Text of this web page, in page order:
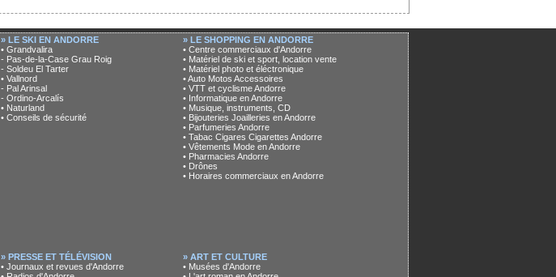
» LE SKI EN ANDORRE
• Grandvalira
- Pas-de-la-Case Grau Roig
- Soldeu El Tarter
• Vallnord
- Pal Arinsal
- Ordino-Arcalís
• Naturland
• Conseils de sécurité
» LE SHOPPING EN ANDORRE
• Centre commerciaux d'Andorre
• Matériel de ski et sport, location vente
• Matériel photo et éléctronique
• Auto Motos Accessoires
• VTT et cyclisme Andorre
• Informatique en Andorre
• Musique, instruments, CD
• Bijouteries Joailleries en Andorre
• Parfumeries Andorre
• Tabac Cigares Cigarettes Andorre
• Vêtements Mode en Andorre
• Pharmacies Andorre
• Drônes
• Horaires commerciaux en Andorre
» PRESSE ET TÉLÉVISION
• Journaux et revues d'Andorre
» ART ET CULTURE
• Musées d'Andorre